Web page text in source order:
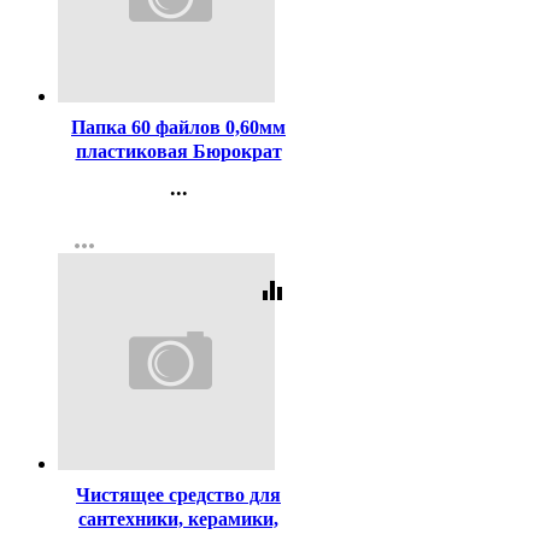
Папка 60 файлов 0,60мм
пластиковая Бюрократ
арт.BPV60blue
...
Регистрация
more_horiz
equalizer
Чистящее средство для
сантехники, керамики,